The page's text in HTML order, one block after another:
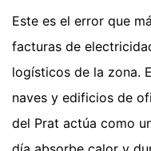
Este es el error que
facturas de
logísticos de la zona.
naves y edificios de
del Prat actúa como